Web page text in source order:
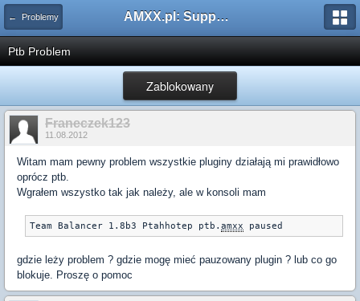
← Problemy AMXX.pl: Support AMX Mod X i SourceMod
Ptb Problem
Zablokowany
Franeczek123
11.08.2012
Witam mam pewny problem wszystkie pluginy działają mi prawidłowo
oprócz ptb.
Wgrałem wszystko tak jak należy, ale w konsoli mam
Team Balancer 1.8b3 Ptahhotep ptb. amxx paused
gdzie leży problem ? gdzie mogę mieć pauzowany plugin ? lub co go
blokuje. Proszę o pomoc